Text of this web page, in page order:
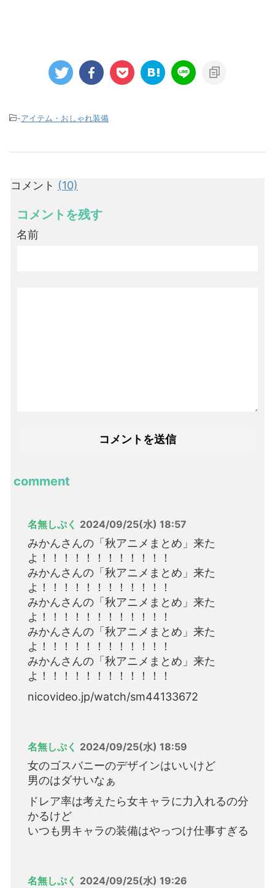
-アイテム・おしゃれ装備
コメント (10)
コメントを残す
名前
comment
名無しぷく 2024/09/25(水) 18:57
みかんさんの「秋アニメまとめ」来た
よ！！！！！！！！！！！！
みかんさんの「秋アニメまとめ」来た
よ！！！！！！！！！！！！
みかんさんの「秋アニメまとめ」来た
よ！！！！！！！！！！！！
みかんさんの「秋アニメまとめ」来た
よ！！！！！！！！！！！！
みかんさんの「秋アニメまとめ」来た
よ！！！！！！！！！！！！
nicovideo.jp/watch/sm44133672
名無しぷく 2024/09/25(水) 18:59
女のゴスバニーのデザインはいいけど
男のはダサいなぁ
ドレア率は考えたら女キャラに力入れるの分
かるけど
いつも男キャラの装備はやっつけ仕事すぎる
名無しぷく 2024/09/25(水) 19:26